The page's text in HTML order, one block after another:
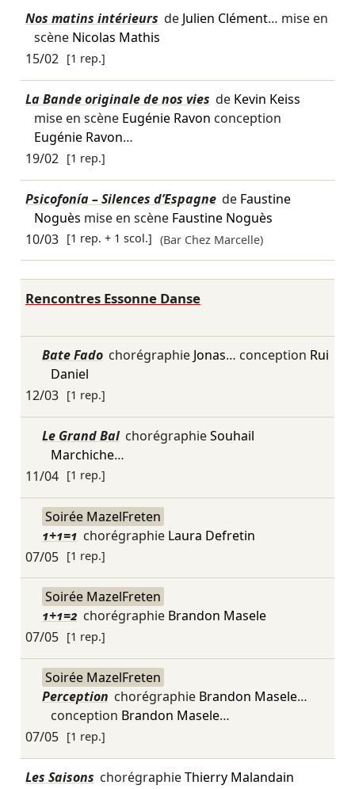
Nos matins intérieurs de Julien Clément… mise en
scène Nicolas Mathis
15/02 [1 rep.]
La Bande originale de nos vies de Kevin Keiss
mise en scène Eugénie Ravon conception
Eugénie Ravon…
19/02 [1 rep.]
Psicofonía – Silences d’Espagne de Faustine
Noguès mise en scène Faustine Noguès
10/03 [1 rep. + 1 scol.] (Bar Chez Marcelle)
Rencontres Essonne Danse
Bate Fado chorégraphie Jonas… conception Rui
Daniel
12/03 [1 rep.]
Le Grand Bal chorégraphieSouhail
Marchiche…
11/04 [1 rep.]
Soirée MazelFreten
1+1=1 chorégraphie Laura Defretin
07/05 [1 rep.]
Soirée MazelFreten
1+1=2 chorégraphie Brandon Masele
07/05 [1 rep.]
Soirée MazelFreten
Perception chorégraphie Brandon Masele…
conception Brandon Masele…
07/05 [1 rep.]
Les Saisons chorégraphieThierry Malandain